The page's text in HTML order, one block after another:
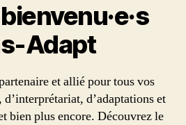
et allié pour tous vos
d’adaptations et
bien plus encore. Découvrez le